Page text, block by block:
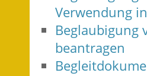
Verwendung
Beglaubigung
beantragen